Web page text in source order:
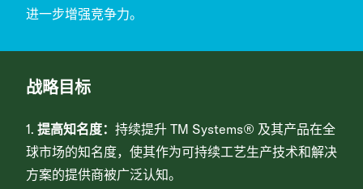
进一步增强竞争力。
战略目标
1. 提高知名度： 持续提升 TM Systems® 及其产品在全
球市场的知名度，使其作为可持续工艺生产技术和解决
方案的提供商被广泛认知。